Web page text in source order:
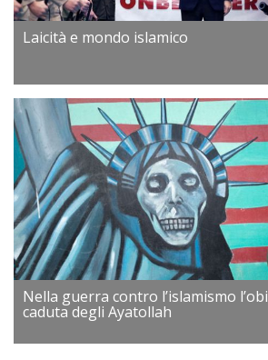
Laicità e mondo islamico
Nella guerra contro l’islamismo
caduta degli Ayatollah